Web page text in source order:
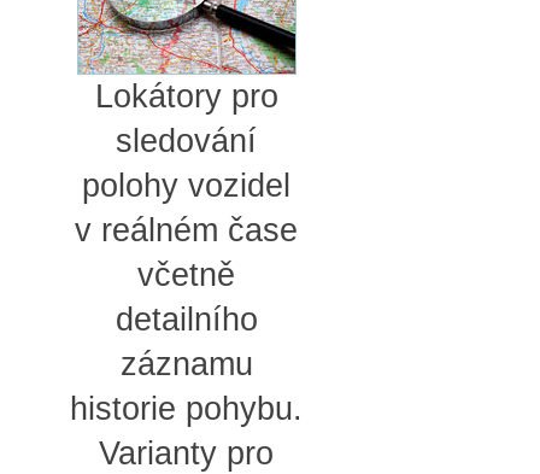
Lokátory pro
sledování
polohy vozidel
v reálném čase
včetně
detailního
záznamu
historie pohybu.
Varianty pro